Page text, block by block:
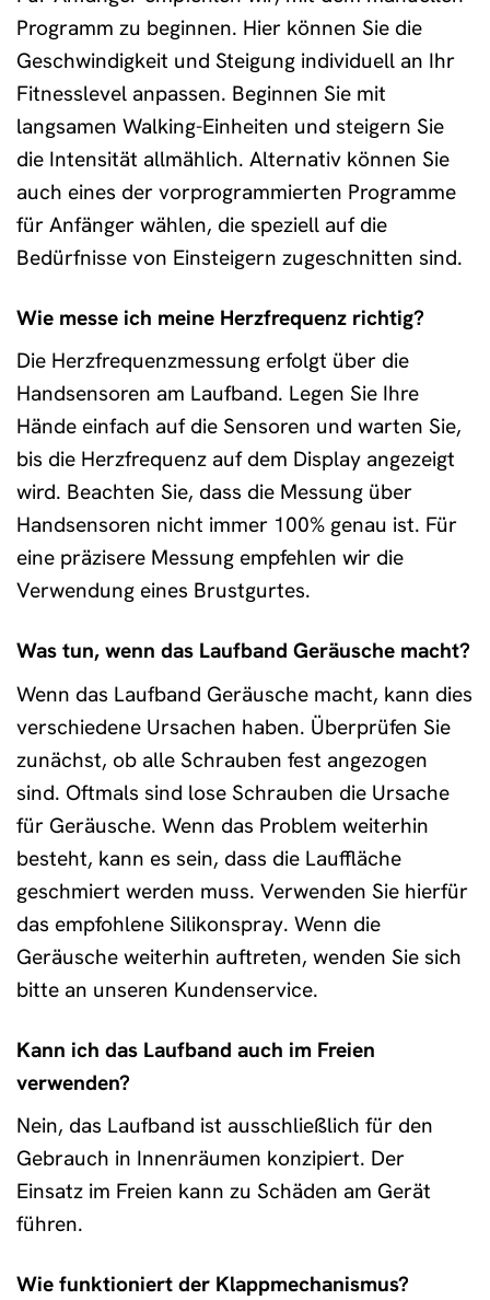
Programm zu beginnen. Hier können Sie die
Geschwindigkeit und Steigung individuell an Ihr
Fitnesslevel anpassen. Beginnen Sie mit
langsamen Walking-Einheiten und steigern Sie
die Intensität allmählich. Alternativ können Sie
auch eines der vorprogrammierten Programme
für Anfänger wählen, die speziell auf die
Bedürfnisse von Einsteigern zugeschnitten sind.
Wie messe ich meine Herzfrequenz richtig?
Die Herzfrequenzmessung erfolgt über die
Handsensoren am Laufband. Legen Sie Ihre
Hände einfach auf die Sensoren und warten Sie,
bis die Herzfrequenz auf dem Display angezeigt
wird. Beachten Sie, dass die Messung über
Handsensoren nicht immer 100% genau ist. Für
eine präzisere Messung empfehlen wir die
Verwendung eines Brustgurtes.
Was tun, wenn das Laufband Geräusche macht?
Wenn das Laufband Geräusche macht, kann dies
verschiedene Ursachen haben. Überprüfen Sie
zunächst, ob alle Schrauben fest angezogen
sind. Oftmals sind lose Schrauben die Ursache
für Geräusche. Wenn das Problem weiterhin
besteht, kann es sein, dass die Lauffläche
geschmiert werden muss. Verwenden Sie hierfür
das empfohlene Silikonspray. Wenn die
Geräusche weiterhin auftreten, wenden Sie sich
bitte an unseren Kundenservice.
Kann ich das Laufband auch im Freien
verwenden?
Nein, das Laufband ist ausschließlich für den
Gebrauch in Innenräumen konzipiert. Der
Einsatz im Freien kann zu Schäden am Gerät
führen.
Wie funktioniert der Klappmechanismus?